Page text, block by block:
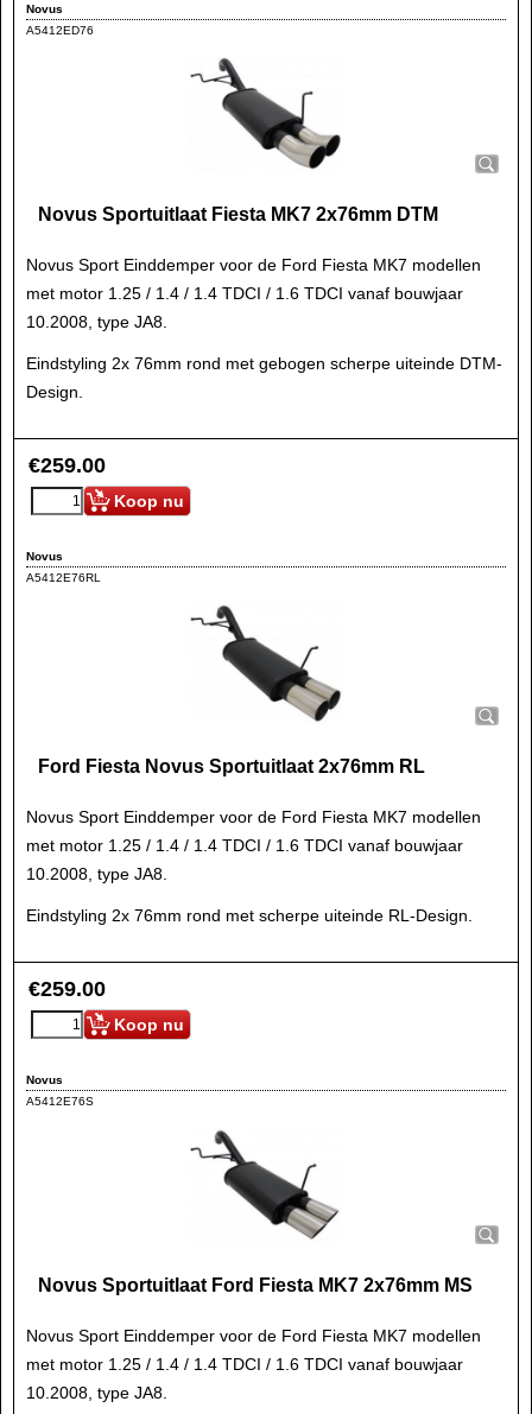
Novus
A5412ED76
Novus Sportuitlaat Fiesta MK7 2x76mm DTM
Novus Sport Einddemper voor de Ford Fiesta MK7 modellen
met motor 1.25 / 1.4 / 1.4 TDCI / 1.6 TDCI vanaf bouwjaar
10.2008, type JA8.
Eindstyling 2x 76mm rond met gebogen scherpe uiteinde DTM-
Design.
€259.00
Koop nu
Novus
A5412E76RL
Ford Fiesta Novus Sportuitlaat 2x76mm RL
Novus Sport Einddemper voor de Ford Fiesta MK7 modellen
met motor 1.25 / 1.4 / 1.4 TDCI / 1.6 TDCI vanaf bouwjaar
10.2008, type JA8.
Eindstyling 2x 76mm rond met scherpe uiteinde RL-Design.
€259.00
Koop nu
Novus
A5412E76S
Novus Sportuitlaat Ford Fiesta MK7 2x76mm MS
Novus Sport Einddemper voor de Ford Fiesta MK7 modellen
met motor 1.25 / 1.4 / 1.4 TDCI / 1.6 TDCI vanaf bouwjaar
10.2008, type JA8.